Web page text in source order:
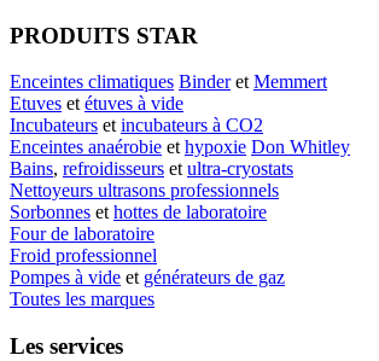
PRODUITS STAR
Enceintes climatiques Binderet Memmert
Etuves et étuves à vide
Incubateurs et incubateurs à CO2
Enceintes anaérobie et hypoxie Don Whitley
Bains, refroidisseurs et ultra-cryostats
Nettoyeurs ultrasons professionnels
Sorbonnes et hottes de laboratoire
Four de laboratoire
Froid professionnel
Pompes à vide et générateurs de gaz
Toutes les marques
Les services